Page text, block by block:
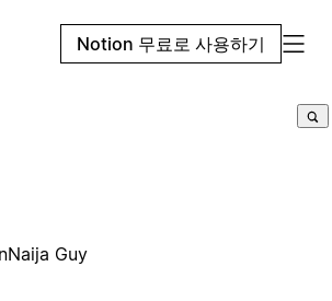
Notion 무료로 사용하기
Guy